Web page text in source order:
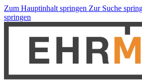
Zum Hauptinhalt springen Zur Suche
springen